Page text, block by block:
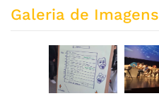
Galeria de Imagens
ZOOM